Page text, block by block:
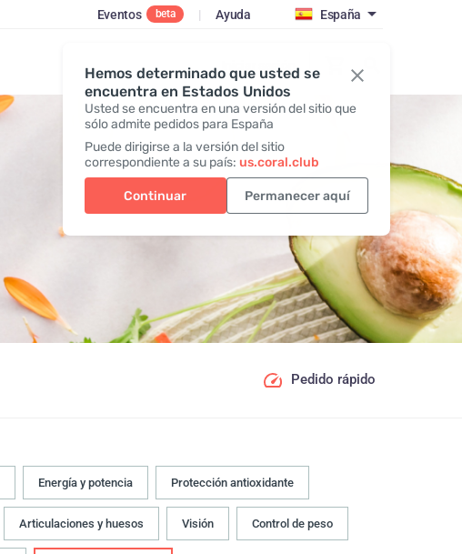
Hemos determinado que usted se
encuentra en Estados Unidos
Usted se encuentra en una versión del sitio que
sólo admite pedidos para España
Puede dirigirse a la versión del sitio
correspondiente a su país: us.coral.club
Continuar Permanecer aquí
Eventos beta | Ayuda España
Iniciar sesión
Pedido rápido
Energía y potencia Protección antioxidante
Articulaciones y huesos Visión Control de peso